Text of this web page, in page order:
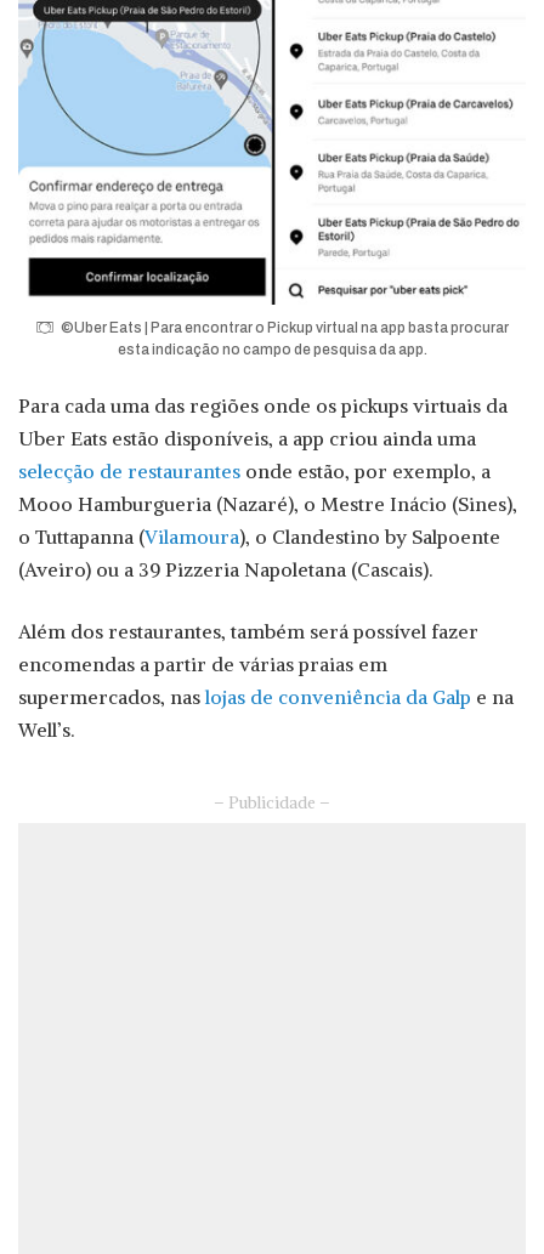
©Uber Eats | Para encontrar o Pickup virtual na app basta procurar
esta indicação no campo de pesquisa da app.
Para cada uma das regiões onde os pickups virtuais da
Uber Eats estão disponíveis, a app criou ainda uma
selecção de restaurantes onde estão, por exemplo, a
Mooo Hamburgueria (Nazaré), o Mestre Inácio (Sines),
o Tuttapanna (Vilamoura), o Clandestino by Salpoente
(Aveiro) ou a 39 Pizzeria Napoletana (Cascais).
Além dos restaurantes, também será possível fazer
encomendas a partir de várias praias em
supermercados, nas lojas de conveniência da Galp e na
Well’s.
– Publicidade –